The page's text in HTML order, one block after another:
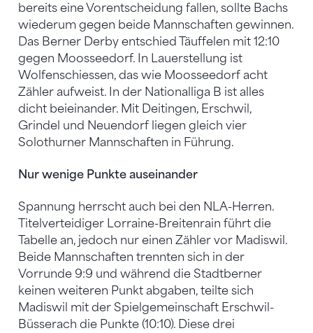
bereits eine Vorentscheidung fallen, sollte Bachs
wiederum gegen beide Mannschaften gewinnen.
Das Berner Derby entschied Täuffelen mit 12:10
gegen Moosseedorf. In Lauerstellung ist
Wolfenschiessen, das wie Moosseedorf acht
Zähler aufweist. In der Nationalliga B ist alles
dicht beieinander. Mit Deitingen, Erschwil,
Grindel und Neuendorf liegen gleich vier
Solothurner Mannschaften in Führung.
Nur wenige Punkte auseinander
Spannung herrscht auch bei den NLA-Herren.
Titelverteidiger Lorraine-Breitenrain führt die
Tabelle an, jedoch nur einen Zähler vor Madiswil.
Beide Mannschaften trennten sich in der
Vorrunde 9:9 und während die Stadtberner
keinen weiteren Punkt abgaben, teilte sich
Madiswil mit der Spielgemeinschaft Erschwil-
Büsserach die Punkte (10:10). Diese drei